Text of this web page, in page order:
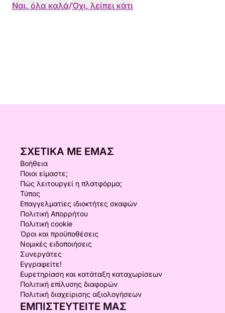
Ναι, όλα καλά/Όχι, λείπει κάτι
ΣΧΕΤΙΚΆ ΜΕ ΕΜΆΣ
Βοήθεια
Ποιοι είμαστε;
Πώς λειτουργεί η πλατφόρμα;
Τύπος
Επαγγελματίες ιδιοκτήτες σκαφών
Πολιτική Απορρήτου
Πολιτική cookie
Όροι και προϋποθέσεις
Νομικές ειδοποιήσεις
Συνεργάτες
Εγγραφείτε!
Ευρετηρίαση και κατάταξη καταχωρίσεων
Πολιτική επίλυσης διαφορών
Πολιτική διαχείρισης αξιολογήσεων
ΕΜΠΙΣΤΕΥΤΕΊΤΕ ΜΑΣ